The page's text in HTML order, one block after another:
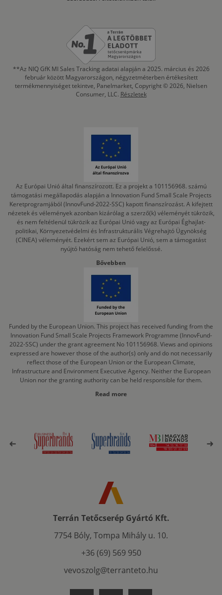
**Az NIQ GfK MI Sales Tracking adatai alapján a 2025. március és 2026
február között Magyarországon, négyzetméterben értékesített
termékmennyiséget tekintve, Panelmarket, Copyright © 2026, Nielsen
Consumer, LLC. Részletek
Az Európai Unió által finanszírozott. Ez a projekt a 101156968. számú
támogatási megállapodás alapján a Innovation Fund Small Scale Projects
Keretprogramjából (InnovFund-2022-SSC) kapott finanszírozást. A kifejtett
nézetek és vélemények azonban kizárólag a szerző(k) véleményét tükrözik,
és nem feltétlenül tükrözik az Európai Unió vagy az Európai Éghajlat-
politikai, Környezetvédelmi és Infrastrukturális Végrehajtó Ügynökség
(CINEA) véleményét. Ezekért sem az Európai Unió, sem a támogatást
nyújtó hatóság nem tehető felelőssé.
Bővebben
Funded by the European Union. This project has received funding from the
Innovation Fund Small Scale Projects Framework Programme (InnovFund-
2022-SSC) under the grant agreement No 101156968. Views and opinions
expressed are however those of the author(s) only and do not necessarily
reflect those of the European Union or the European Climate,
Infrastructure and Environment Executive Agency. Neither the European
Union nor the granting authority can be held responsible for them.
Read more
Terrán Tetőcserép Gyártó Kft.
7754 Bóly, Tompa Mihály u. 10.
+36 (69) 569 950
vevoszolg@terranteto.hu